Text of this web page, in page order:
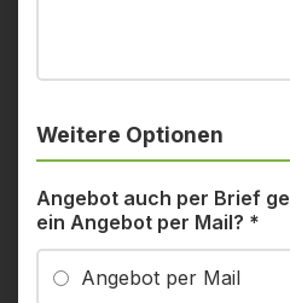
Weitere Optionen
Angebot auch per Brief
ein Angebot per Mail? *
Angebot per Mail